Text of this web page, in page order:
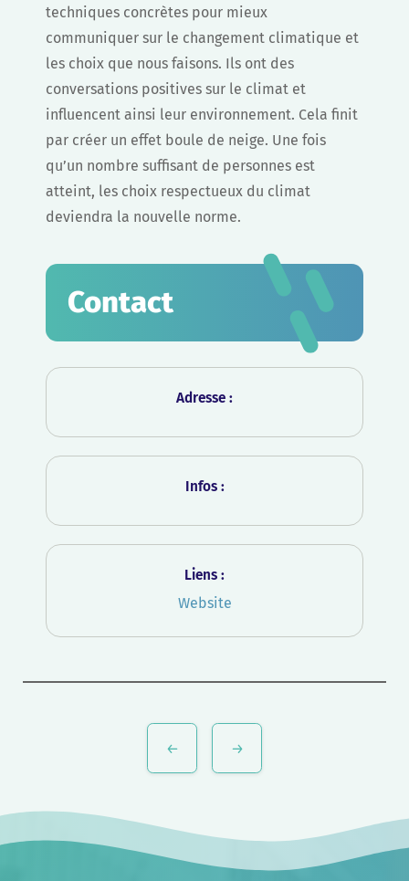
techniques concrètes pour mieux
communiquer sur le changement climatique et
les choix que nous faisons. Ils ont des
conversations positives sur le climat et
influencent ainsi leur environnement. Cela finit
par créer un effet boule de neige. Une fois
qu’un nombre suffisant de personnes est
atteint, les choix respectueux du climat
deviendra la nouvelle norme.
Contact
Adresse :
Infos :
Liens :
Website